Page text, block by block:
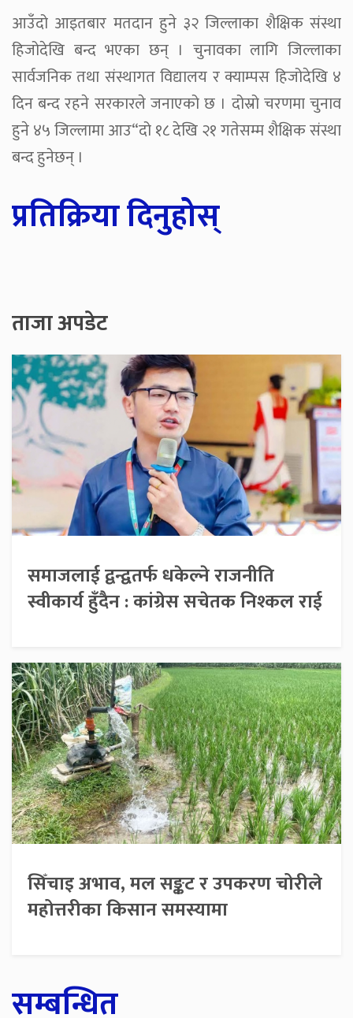
आउँदो आइतबार मतदान हुने ३२ जिल्लाका शैक्षिक संस्था
हिजोदेखि बन्द भएका छन् । चुनावका लागि जिल्लाका
सार्वजनिक तथा संस्थागत विद्यालय र क्याम्पस हिजोदेखि ४
दिन बन्द रहने सरकारले जनाएको छ । दोस्रो चरणमा चुनाव
हुने ४५ जिल्लामा आउ“दो १८ देखि २१ गतेसम्म शैक्षिक संस्था
बन्द हुनेछन् ।
प्रतिक्रिया दिनुहोस्
ताजा अपडेट
समाजलाई द्वन्द्वतर्फ धकेल्ने राजनीति
स्वीकार्य हुँदैन : कांग्रेस सचेतक निश्कल राई
सिँचाइ अभाव, मल सङ्कट र उपकरण चोरीले
महोत्तरीका किसान समस्यामा
सम्बन्धित